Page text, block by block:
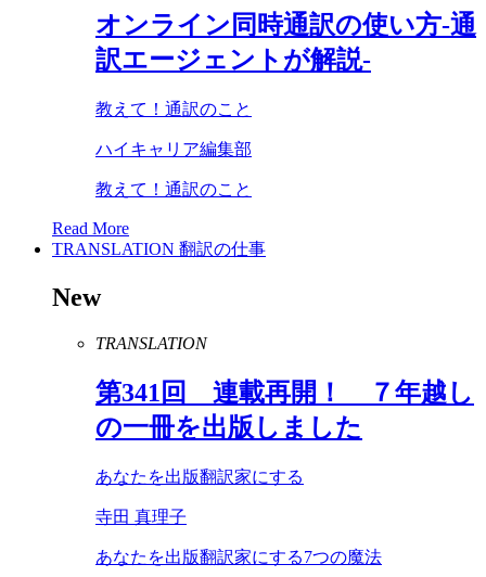
オンライン同時通訳の使い方-通
訳エージェントが解説-
教えて！通訳のこと
ハイキャリア編集部
教えて！通訳のこと
Read More
TRANSLATION 翻訳の仕事
New
TRANSLATION
第341 回 連載再開！ ７年越し
の一冊を出版しました
あなたを出版翻訳家にする
寺田 真理子
あなたを出版翻訳家にする7つの魔法